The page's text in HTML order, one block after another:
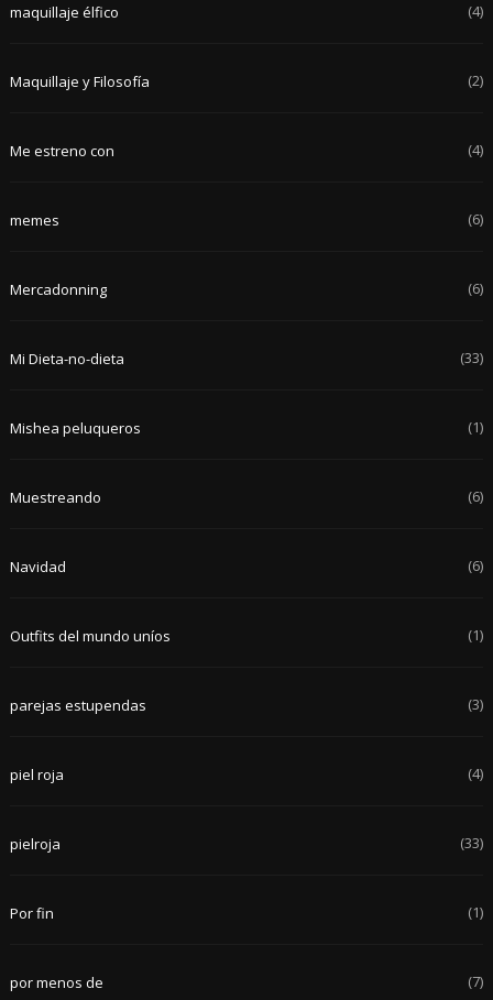
maquillaje élfico (4)
Maquillaje y Filosofía (2)
Me estreno con (4)
memes (6)
Mercadonning (6)
Mi Dieta-no-dieta (33)
Mishea peluqueros (1)
Muestreando (6)
Navidad (6)
Outfits del mundo uníos (1)
parejas estupendas (3)
piel roja (4)
pielroja (33)
Por fin (1)
por menos de (7)